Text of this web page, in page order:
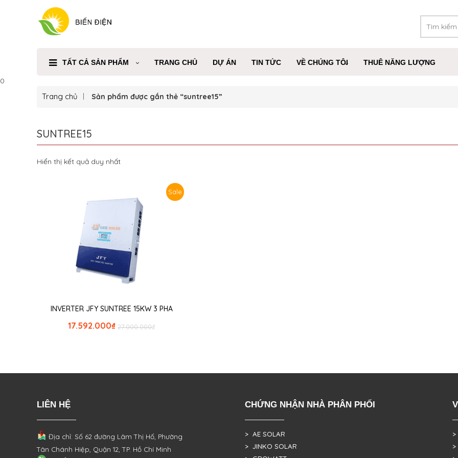
TẤT CẢ SẢN PHẨM TRANG CHỦ DỰ ÁN TIN TỨC VỀ CHÚNG TÔI THUÊ NĂNG LƯỢNG
0
Trang chủ Sản phẩm được gắn thẻ “suntree15”
SUNTREE15
Hiển thị kết quả duy nhất
Sale
INVERTER JFY SUNTREE 15KW 3 PHA
₫
27.000.000
₫
17.592.000
LIÊN HỆ
Địa chỉ: Số 62 đường Lâm Thị Hố, Phường
Tân Chánh Hiệp, Quận 12, TP. Hồ Chí Minh
CHỨNG NHẬN NHÀ PHÂN PHỐI
> AE SOLAR
> JINKO SOLAR
>